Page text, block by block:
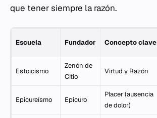
que tener siempre la razón.
Escuela Fundador Concepto clave
Estoicismo
Zenón de
Citio
Virtud y Razón
Epicureísmo Epicuro
Placer (ausencia
de dolor)